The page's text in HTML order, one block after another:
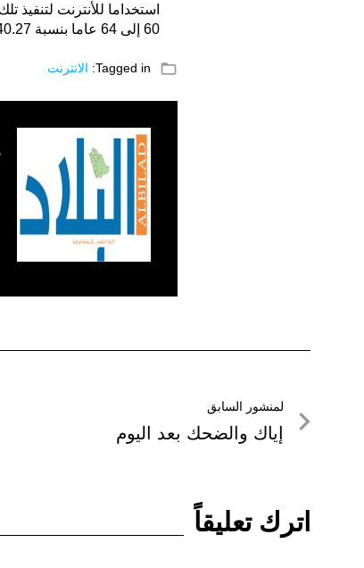
60 إلى 64 عاما بنسبة 40.27%.
folder_open
Tagged in: الانترنت
تصفّح
المقالات
لمنشور السابق
لمنشور
إياك والضحك بعد اليوم
اترك تعليقاً